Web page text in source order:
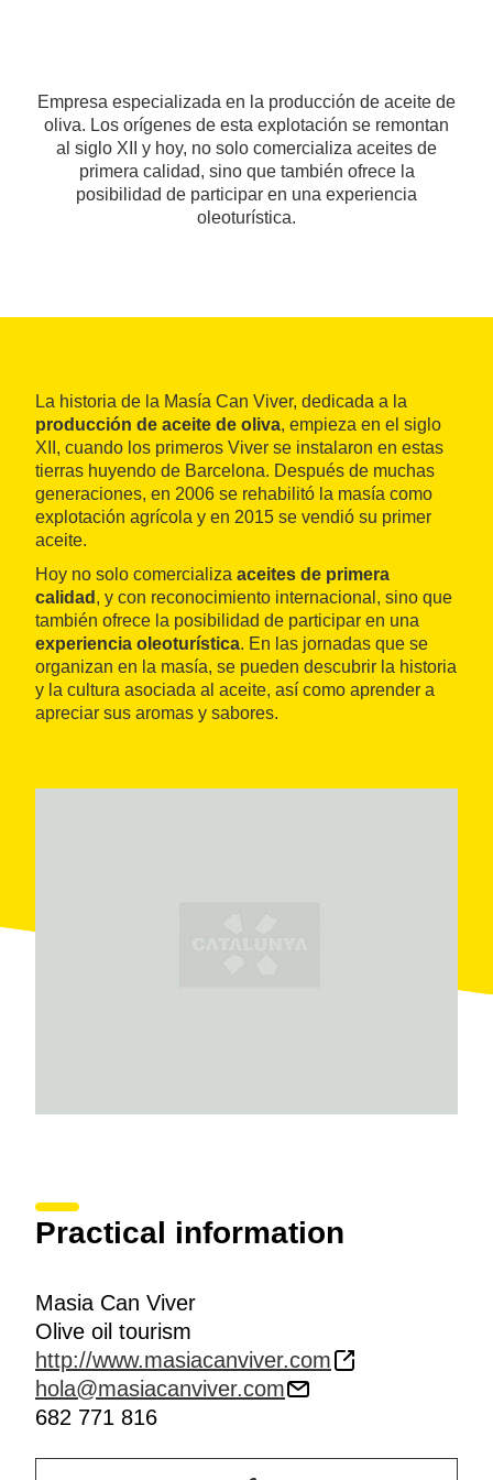
Empresa especializada en la producción de aceite de
oliva. Los orígenes de esta explotación se remontan
al siglo XII y hoy, no solo comercializa aceites de
primera calidad, sino que también ofrece la
posibilidad de participar en una experiencia
oleoturística.
La historia de la Masía Can Viver, dedicada a la
producción de aceite de oliva, empieza en el siglo
XII, cuando los primeros Viver se instalaron en estas
tierras huyendo de Barcelona. Después de muchas
generaciones, en 2006 se rehabilitó la masía como
explotación agrícola y en 2015 se vendió su primer
aceite.
Hoy no solo comercializa aceites de primera
calidad , y con reconocimiento internacional, sino que
también ofrece la posibilidad de participar en una
experiencia oleoturística. En las jornadas que se
organizan en la masía, se pueden descubrir la historia
y la cultura asociada al aceite, así como aprender a
apreciar sus aromas y sabores.
Practical information
Masia Can Viver
Olive oil tourism
http://www.masiacanviver.com
hola@masiacanviver.com
682 771 816